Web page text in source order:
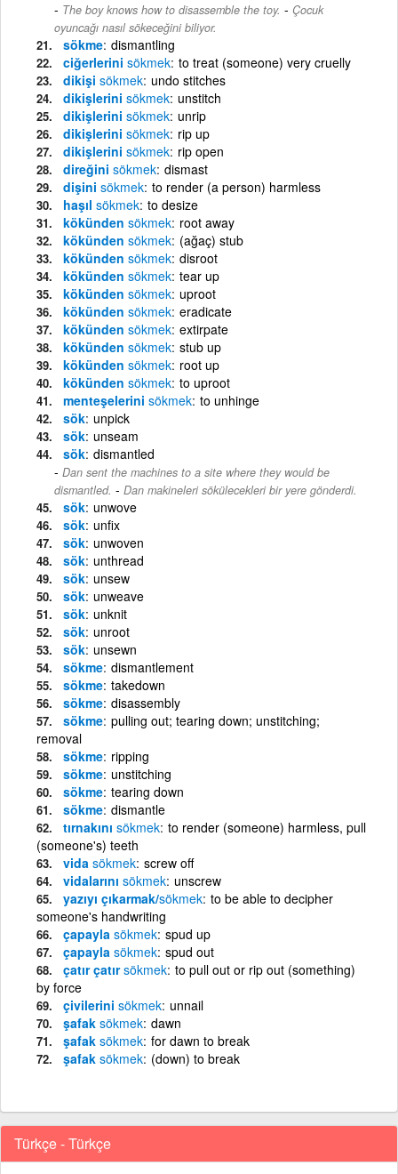
The boy knows how to disassemble the toy. - Çocuk
oyuncağı nasıl sökeceğini biliyor.
sökme dismantling
ciğerlerini sökmek to treat (someone) very cruelly
dikişi sökmek undo stitches
dikişlerini sökmek unstitch
dikişlerini sökmek unrip
dikişlerini sökmek rip up
dikişlerini sökmek rip open
direğini sökmek dismast
dişini sökmek to render (a person) harmless
haşıl sökmek to desize
kökünden sökmek root away
kökünden sökmek (ağaç) stub
kökünden sökmek disroot
kökünden sökmek tear up
kökünden sökmek uproot
kökünden sökmek eradicate
kökünden sökmek extirpate
kökünden sökmek stub up
kökünden sökmek root up
kökünden sökmek to uproot
menteşelerini sökmek to unhinge
sök unpick
sök unseam
sök dismantled
Dan sent the machines to a site where they would be
dismantled. - Dan makineleri sökülecekleri bir yere gönderdi.
sök unwove
sök unfix
sök unwoven
sök unthread
sök unsew
sök unweave
sök unknit
sök unroot
sök unsewn
sökme dismantlement
sökme takedown
sökme disassembly
sökme pulling out; tearing down; unstitching;
removal
sökme ripping
sökme unstitching
sökme tearing down
sökme dismantle
tırnakını sökmek to render (someone) harmless, pull
(someone's) teeth
vida sökmek screw off
vidalarını sökmek unscrew
yazıyı çıkarmak/sökmek to be able to decipher
someone's handwriting
çapayla sökmek spud up
çapayla sökmek spud out
çatır çatırsökmek to pull out or rip out (something)
by force
çivilerini sökmek unnail
şafak sökmek dawn
şafak sökmek for dawn to break
şafak sökmek (down) to break
Türkçe - Türkçe